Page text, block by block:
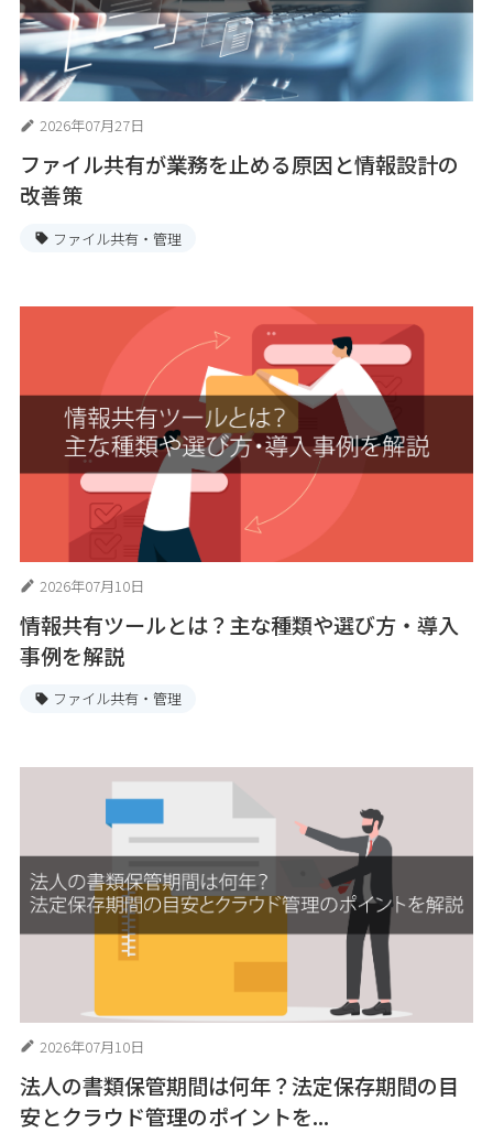
2026年07月27日
ファイル共有が業務を止める原因と情報設計の
改善策
ファイル共有・管理
2026年07月10日
情報共有ツールとは？主な種類や選び方・導入
事例を解説
ファイル共有・管理
2026年07月10日
法人の書類保管期間は何年？法定保存期間の目
安とクラウド管理のポイントを...